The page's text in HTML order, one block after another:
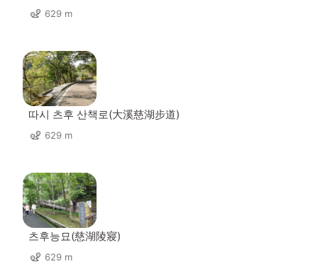
629 m
따시 츠후 산책로(大溪慈湖步道)
629 m
츠후능묘(慈湖陵寢)
629 m